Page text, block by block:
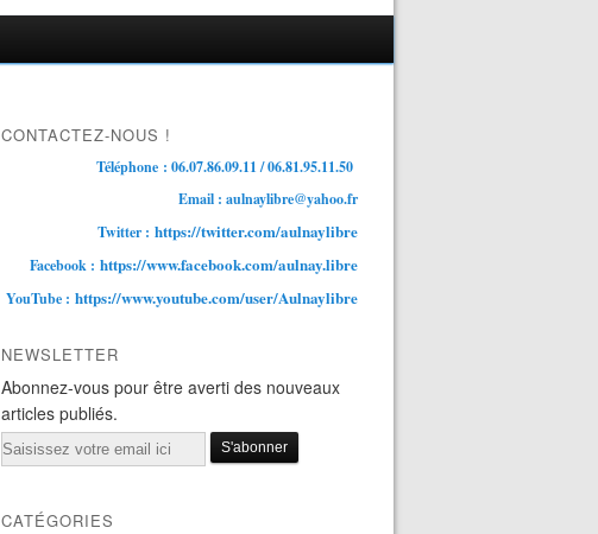
CONTACTEZ-NOUS !
Téléphone : 06.07.86.09.11 / 06.81.95.11.50
Email : aulnaylibre@yahoo.fr
Twitter : https://twitter.com/aulnaylibre
Facebook : https://www.facebook.com/aulnay.libre
YouTube : https://www.youtube.com/user/Aulnaylibre
NEWSLETTER
Abonnez-vous pour être averti des nouveaux
articles publiés.
Email
CATÉGORIES